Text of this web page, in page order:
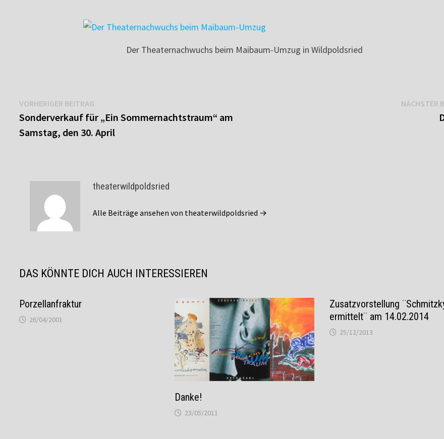
Der Theaternachwuchs beim Maibaum-Umzug in Wildpoldsried
Beitragsnavigation
VORHERIGER BEITRAG
Beitrag:
Sonderverkauf für „Ein Sommernachtstraum“ am
Samstag, den 30. April
NÄCHSTER
theaterwildpoldsried
Alle Beiträge ansehen von theaterwildpoldsried →
DAS KÖNNTE DICH AUCH INTERESSIEREN
Porzellanfraktur
26/04/2001
Danke!
23/05/2011
Zusatzvorstellung
ermittelt¨ am 14.02.2014
25/12/2013